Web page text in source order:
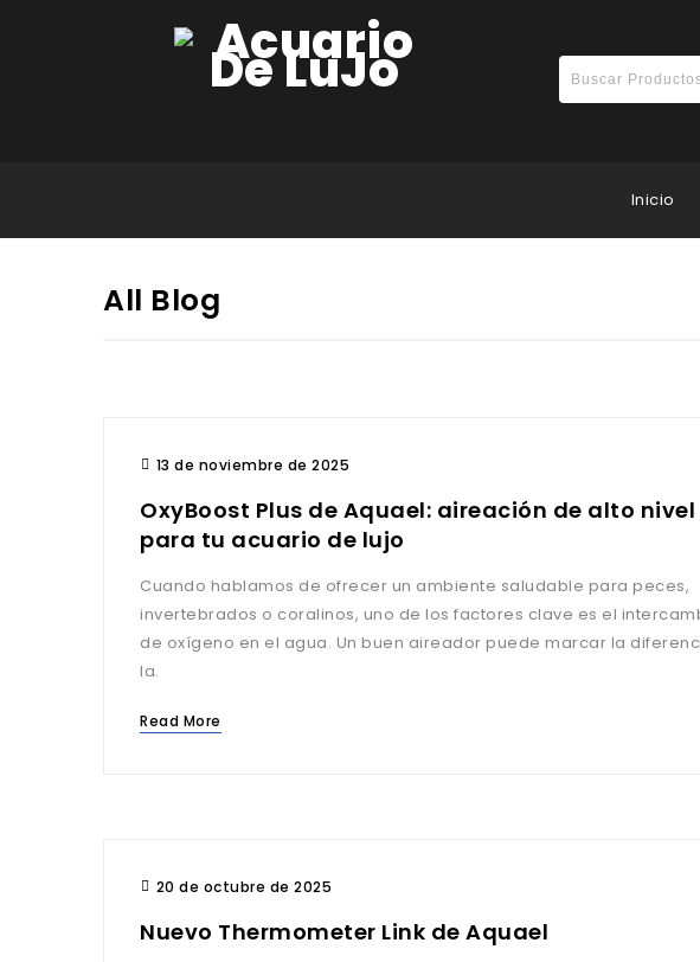
Inicio
All Blog
13 de noviembre de 2025
OxyBoost Plus de Aquael: aireación de alto nivel
para tu acuario de lujo
Cuando hablamos de ofrecer un ambiente saludable para peces,
invertebrados o coralinos, uno de los factores clave es el
de oxígeno en el agua. Un buen aireador puede marcar la
la.
Read More
20 de octubre de 2025
Nuevo Thermometer Link de Aquael